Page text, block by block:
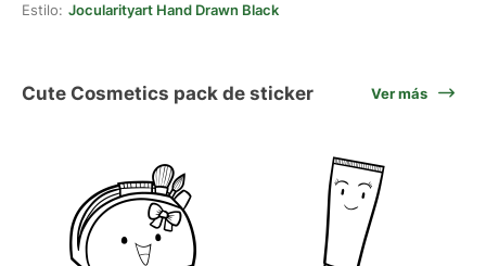
Estilo: Jocularityart Hand Drawn Black
Cute Cosmetics pack de sticker Ver más